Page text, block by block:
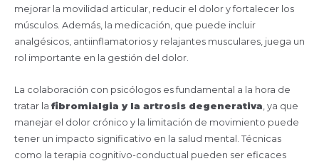
mejorar la movilidad articular, reducir el dolor y fortalecer los
músculos. Además, la medicación, que puede incluir
analgésicos, antiinflamatorios y relajantes musculares, juega un
rol importante en la gestión del dolor.
La colaboración con psicólogos es fundamental a la hora de
tratar la fibromialgia y la artrosis degenerativa, ya que
manejar el dolor crónico y la limitación de movimiento puede
tener un impacto significativo en la salud mental. Técnicas
como la terapia cognitivo-conductual pueden ser eficaces